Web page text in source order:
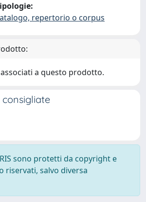
repertorio o corpus
a questo prodotto.
consigliate
sono protetti da copyright e
riservati, salvo diversa